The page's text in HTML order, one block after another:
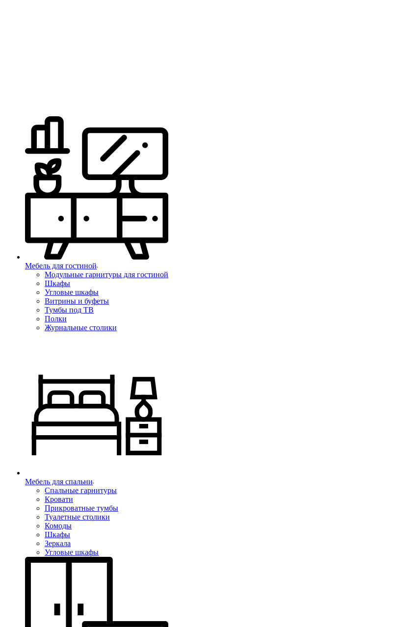
Мебель для гостиной
Модульные гарнитуры для гостиной
Шкафы
Угловые шкафы
Витрины и буфеты
Тумбы под ТВ
Полки
Журнальные столики
Мебель для спальни
Спальные гарнитуры
Кровати
Прикроватные тумбы
Туалетные столики
Комоды
Шкафы
Зеркала
Угловые шкафы